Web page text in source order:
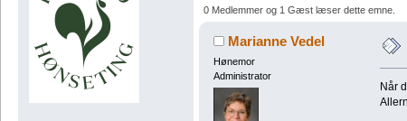
0 Medlemmer og 1 Gæst læser dette emne.
Marianne Vedel
Hønemor
Administrator
Når